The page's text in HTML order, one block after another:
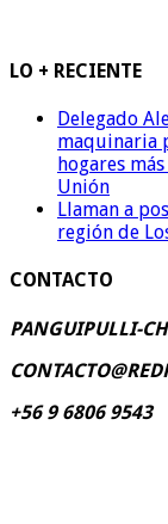
LO + RECIENTE
Delegado
maquinaria
hogares
Unión
Llaman a
región de
CONTACTO
PANGUIPULLI-
+56 9 6806 9543